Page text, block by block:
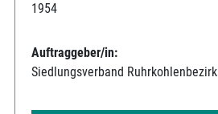
1954
Auftraggeber/in:
Siedlungsverband Ruhrkohlenbezirk